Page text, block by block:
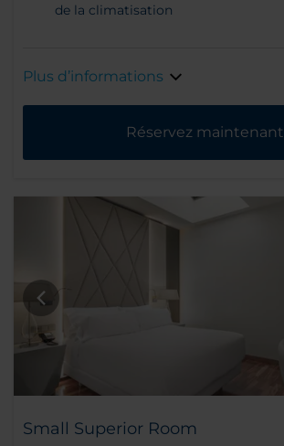
de la climatisation
Plus d’informations
Réservez maintenant
Small Superior Room